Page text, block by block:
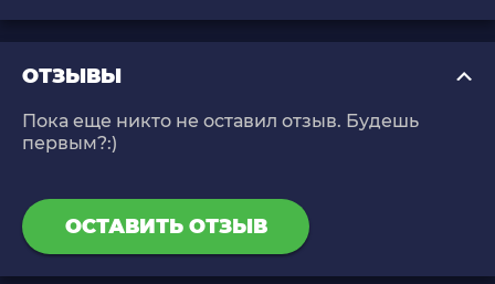
ОТЗЫВЫ
Пока еще никто не оставил отзыв. Будешь
первым?:)
ОСТАВИТЬ ОТЗЫВ